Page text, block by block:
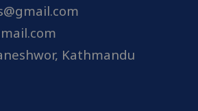
Kathmandu